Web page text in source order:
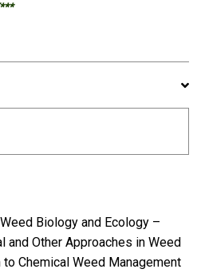
Biology and Ecology –
and Other Approaches in Weed
Chemical Weed Management